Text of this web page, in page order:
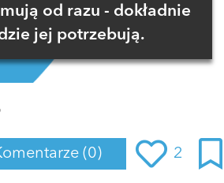
od razu - dokładnie
jej potrzebują.
(0) 2